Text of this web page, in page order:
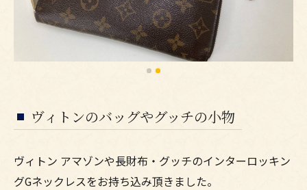
ヴィトンのバッグやグッチの小物
ヴィトン アマゾンや長財布・グッチのインターロッキン
グGネックレスをお持ち込み頂きました。